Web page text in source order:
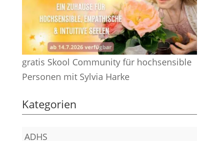
gratis Skool Community für hochsensible
Personen mit Sylvia Harke
Kategorien
ADHS